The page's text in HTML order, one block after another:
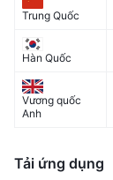
Trung Quốc
Hàn Quốc
Vương quốc
Anh
Tải ứng dụng